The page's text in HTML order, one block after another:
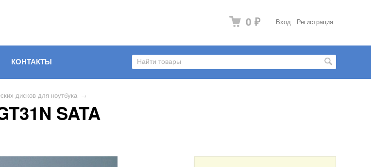
Вход Регистрация
0 ₽
КОНТАКТЫ
дисков для ноутбука →
SATA